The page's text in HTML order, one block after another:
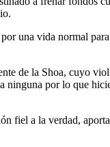
una vida normal
de la Shoa, cuyo
por lo que
fiel a la verdad,